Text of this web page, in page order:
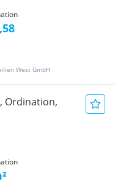
West GmbH
Ordination,